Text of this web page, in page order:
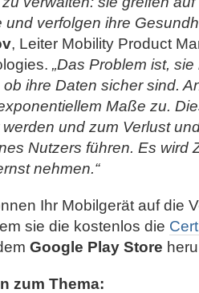
verfolgen ihre
, Leiter Mobility Product
„Das Problem ist,
ihre Daten sicher sind.
Maße zu.
und zum Verlust
Nutzers führen. Es wird
nehmen.“
Ihr Mobilgerät auf die
sie die kostenlos die
Google Play Store
zum Thema: